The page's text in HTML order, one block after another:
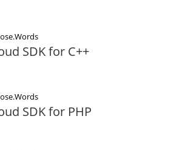
SDK for C++
SDK for PHP